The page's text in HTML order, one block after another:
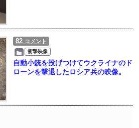
82 コメント
衝撃映像
自動小銃を投げつけてウクライナのド
ローンを撃退したロシア兵の映像。